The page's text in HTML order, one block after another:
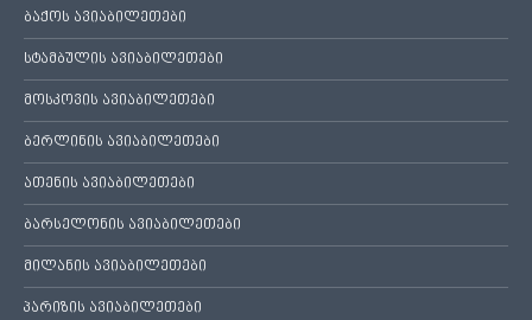
ბაქოს ავიაბილეთები
სტამბულის ავიაბილეთები
მოსკოვის ავიაბილეთები
ბერლინის ავიაბილეთები
ათენის ავიაბილეთები
ბარსელონის ავიაბილეთები
მილანის ავიაბილეთები
პარიზის ავიაბილეთები